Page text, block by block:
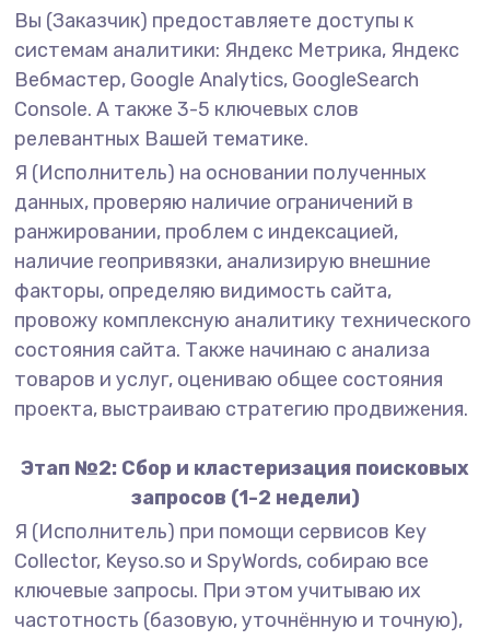
Вы (Заказчик) предоставляете доступы к
системам аналитики: Яндекс Метрика, Яндекс
Вебмастер, Google Analytics, GoogleSearch
Console. А также 3-5 ключевых слов
релевантных Вашей тематике.
Я (Исполнитель) на основании полученных
данных, проверяю наличие ограничений в
ранжировании, проблем с индексацией,
наличие геопривязки, анализирую внешние
факторы, определяю видимость сайта,
провожу комплексную аналитику технического
состояния сайта. Также начинаю с анализа
товаров и услуг, оцениваю общее состояния
проекта, выстраиваю стратегию продвижения.
Этап №2: Сбор и кластеризация поисковых
запросов (1-2 недели)
Я (Исполнитель) при помощи сервисов Key
Collector, Keyso.so и SpyWords, собираю все
ключевые запросы. При этом учитываю их
частотность (базовую, уточнённую и точную),